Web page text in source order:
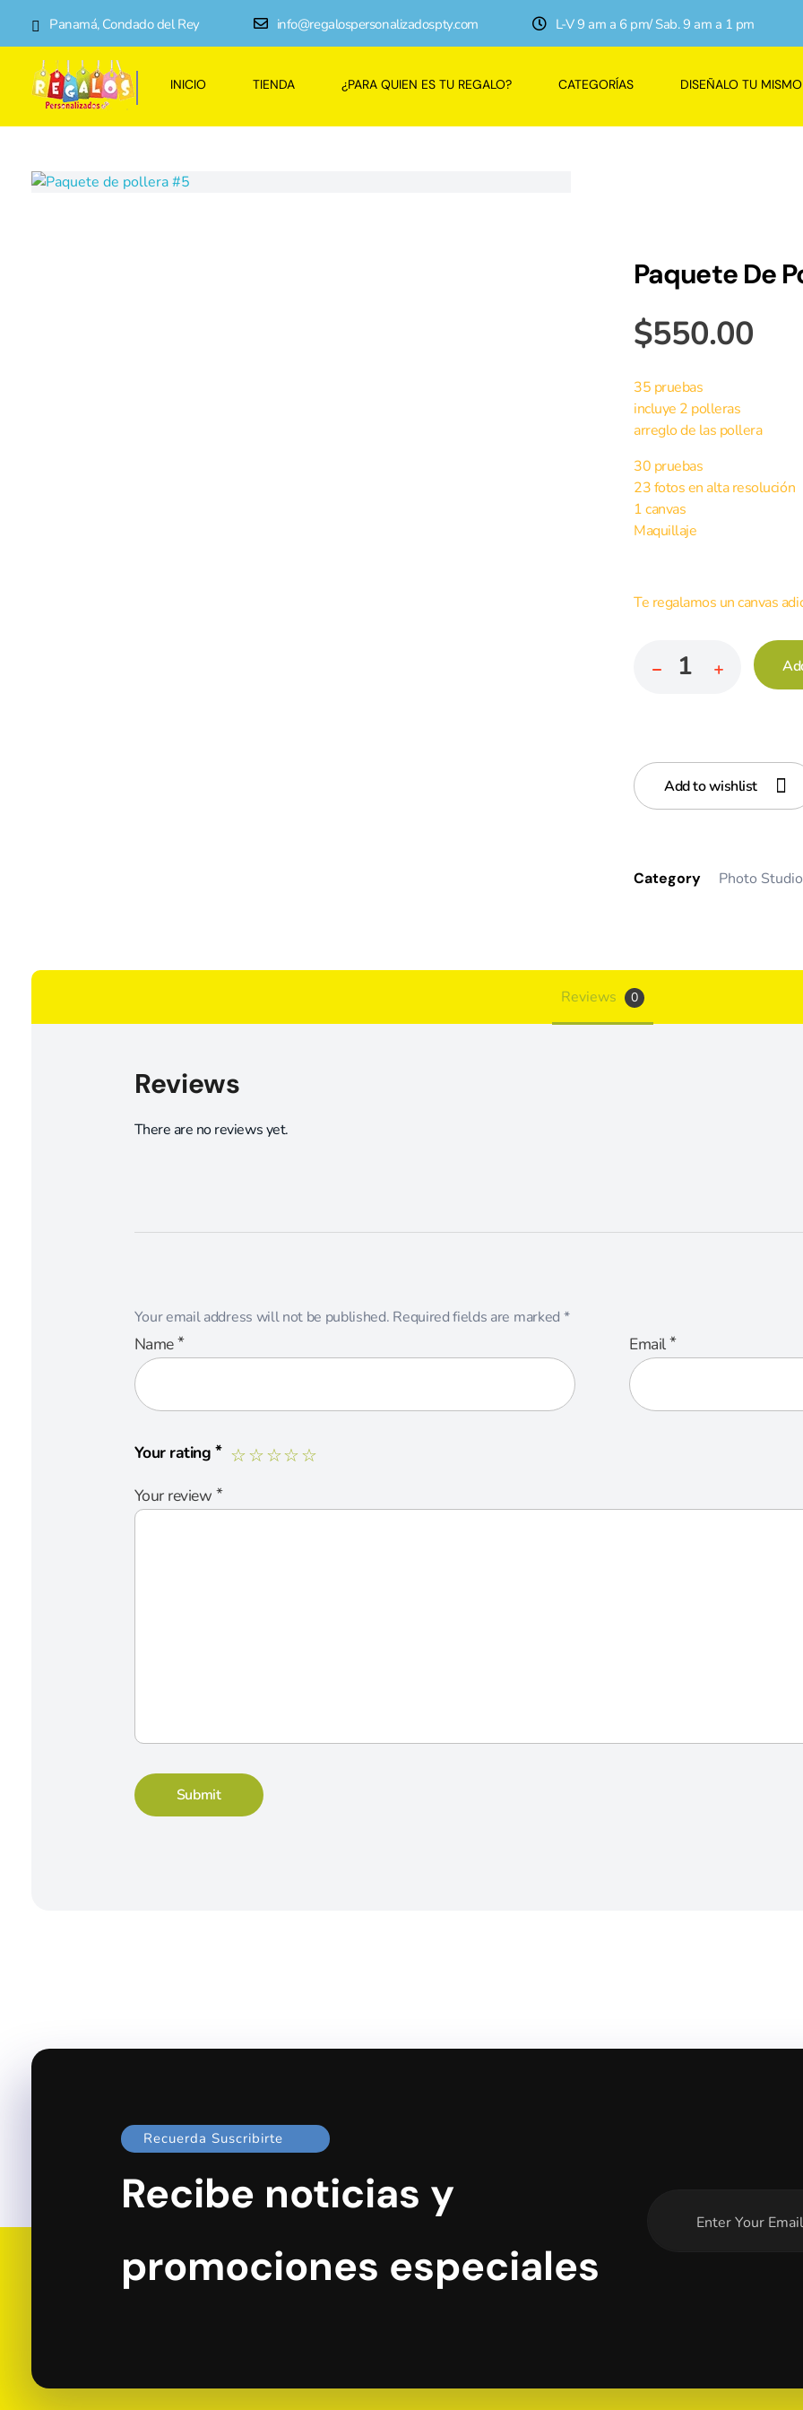
Panamá, Condado del Rey info@regalospersonalizadospty.com L-V 9 am a 6 pm/ Sab. 9 am a 1 pm
Regalos Personalizados Panamá
INICIO TIENDA ¿PARA QUIEN ES TU REGALO? CATEGORÍAS DISEÑALO TU MISMO
Paquete De
$550.00
35 pruebas
incluye 2 polleras
arreglo de las pollera
30 pruebas
23 fotos en alta resolución
1 canvas
Maquillaje
Te regalamos un canvas
Add to wishlist
Category Photo
Reviews 0
Reviews
There are no reviews yet.
Your email address will not be published. Required fields are marked *
Name* Email*
Your rating *
Your review *
Recuerda Suscribirte
Recibe noticias y
promociones especiales